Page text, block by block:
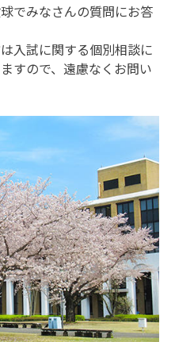
でみなさんの質問にお答
入試に関する個別相談に
すので、遠慮なくお問い